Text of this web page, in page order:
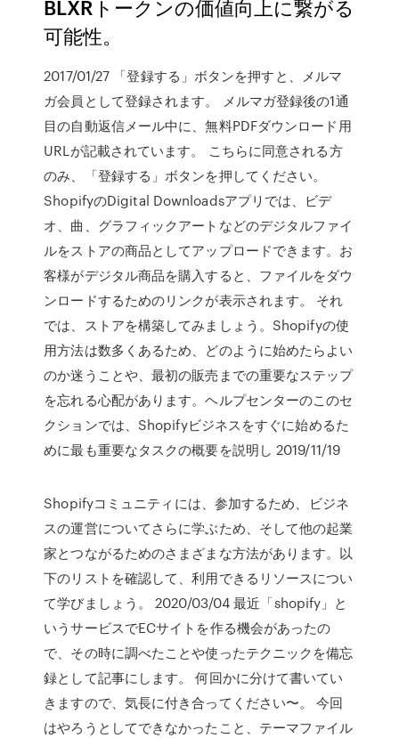
BLXRトークンの価値向上に繋がる
可能性。
2017/01/27 「登録する」ボタンを押すと、メルマ
ガ会員として登録されます。 メルマガ登録後の1通
目の自動返信メール中に、無料PDFダウンロード用
URLが記載されています。 こちらに同意される方
のみ、「登録する」ボタンを押してください。
ShopifyのDigital Downloadsアプリでは、ビデ
オ、曲、グラフィックアートなどのデジタルファイ
ルをストアの商品としてアップロードできます。お
客様がデジタル商品を購入すると、ファイルをダウ
ンロードするためのリンクが表示されます。 それ
では、ストアを構築してみましょう。Shopifyの使
用方法は数多くあるため、どのように始めたらよい
のか迷うことや、最初の販売までの重要なステップ
を忘れる心配があります。ヘルプセンターのこのセ
クションでは、Shopifyビジネスをすぐに始めるた
めに最も重要なタスクの概要を説明し 2019/11/19
Shopifyコミュニティには、参加するため、ビジネ
スの運営についてさらに学ぶため、そして他の起業
家とつながるためのさまざまな方法があります。以
下のリストを確認して、利用できるリソースについ
て学びましょう。 2020/03/04 最近「shopify」と
いうサービスでECサイトを作る機会があったの
で、その時に調べたことや使ったテクニックを備忘
録として記事にします。 何回かに分けて書いてい
きますので、気長に付き合ってください〜。 今回
はやろうとしてできなかったこと、テーマファイル